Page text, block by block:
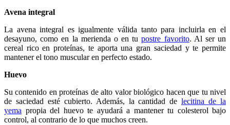
Avena integral
La avena integral es igualmente válida tanto para incluirla en el
desayuno, como en la merienda o en tupostre favorito. Al ser un
cereal rico en proteínas, te aporta una gran saciedad y te permite
mantener el tono muscular en perfecto estado.
Huevo
Su contenido en proteínas de alto valor biológico hacen que tu nivel
de saciedad esté cubierto. Además, la cantidad delecitina de la
yema propia del huevo te ayudará a mantener tu colesterol bajo
control, al contrario de lo que muchos creen.